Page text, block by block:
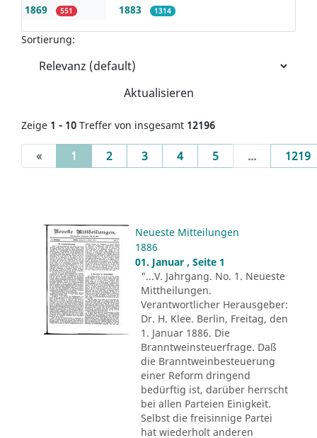
1869 551 1883 1314
Sortierung:
Aktualisieren
Zeige 1 - 10 Treffer von insgesamt 12196
« 1 (current)
2 3 4 5 ... 1219
Neueste Mitteilungen
1886
01. Januar , Seite 1
"...V. Jahrgang. No. 1. Neueste
Mittheilungen.
Verantwortlicher Herausgeber:
Dr. H. Klee. Berlin, Freitag, den
1. Januar 1886. Die
Branntweinsteuerfrage. Daß
die Branntweinbesteuerung
einer Reform dringend
bedürftig ist, darüber herrscht
bei allen Parteien Einigkeit.
Selbst die freisinnige Partei
hat wiederholt anderen